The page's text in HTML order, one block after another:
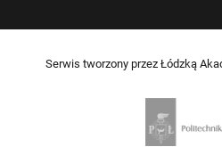
Serwis tworzony przez Łódzką